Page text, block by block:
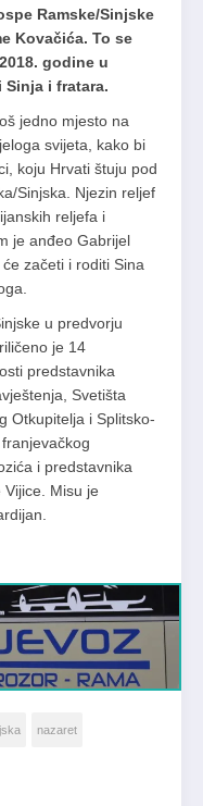
Ramske/Sinjske
Kovačića. To se
godine u
Sinja i fratara.
jedno mjesto na
svijeta, kako bi
koju Hrvati štuju pod
Sinjska. Njezin reljef
reljefa i
je anđeo Gabrijel
začeti i roditi Sina
u predvorju
je 14
predstavnika
Svetišta
Otkupitelja i Splitsko-
i predstavnika
Misu je
nazaret